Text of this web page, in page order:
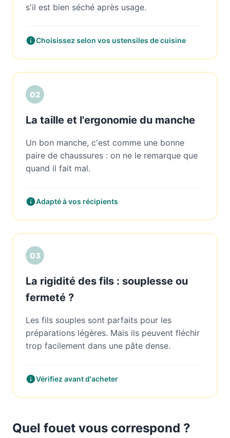
s'il est bien séché après usage.
Choisissez selon vos ustensiles de cuisine
02
La taille et l'ergonomie du manche
Un bon manche, c'est comme une bonne
paire de chaussures : on ne le remarque que
quand il fait mal.
Adapté à vos récipients
03
La rigidité des fils : souplesse ou
fermeté ?
Les fils souples sont parfaits pour les
préparations légères. Mais ils peuvent fléchir
trop facilement dans une pâte dense.
Vérifiez avant d'acheter
Quel fouet vous correspond ?